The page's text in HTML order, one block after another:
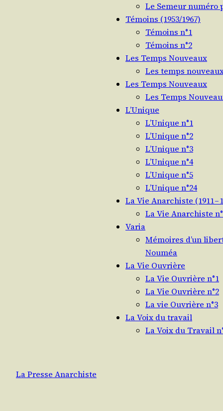
Le Semeur numéro
Témoins (1953/​1967)
Témoins n°1
Témoins n°2
Les Temps Nouveaux
Les temps
Les Temps Nouveaux
Les Temps
L’Unique
L’Unique n°1
L’Unique n°2
L’Unique n°3
L’Unique n°4
L’Unique n°5
L’Unique n°24
La Vie Anarchiste (1911 –
La Vie Anarchiste
Varia
Mémoires d’un
Nouméa
La Vie Ouvrière
La Vie Ouvrière n°1
La Vie Ouvrière n°2
La vie Ouvrière n°3
La Voix du travail
La Voix du Travail
La Presse Anarchiste